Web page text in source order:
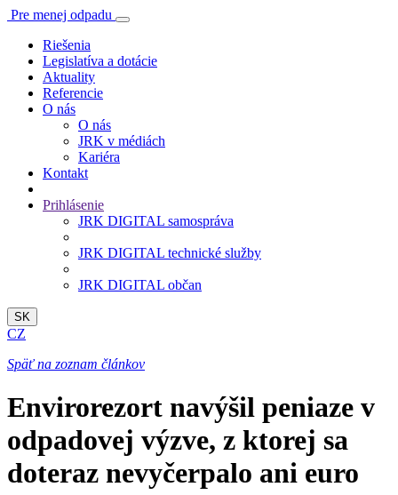
Pre menej odpadu
Riešenia
Legislatíva a dotácie
Aktuality
Referencie
O nás
O nás
JRK v médiách
Kariéra
Kontakt
Prihlásenie
JRK DIGITAL samospráva
JRK DIGITAL technické služby
JRK DIGITAL občan
SK
CZ
Späť na zoznam článkov
Envirorezort navýšil peniaze v
odpadovej výzve, z ktorej sa
doteraz nevyčerpalo ani euro